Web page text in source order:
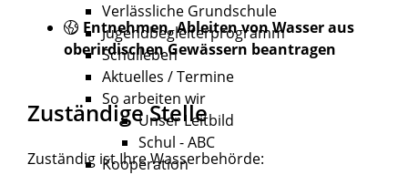
Verlässliche Grundschule
Jugendbegleiterprogramm
Schulleben
Aktuelles / Termine
So arbeiten wir
Unser Leitbild
Schul - ABC
Kooperation
Entnehmen, Ableiten von Wasser aus
oberirdischen Gewässern beantragen
Zuständige Stelle
Zuständig ist Ihre Wasserbehörde: